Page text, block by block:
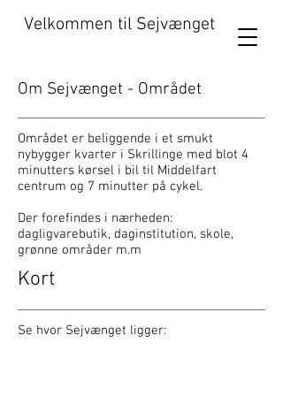
Velkommen til Sejvænget
Om Sejvænget - Området
Området er beliggende i et smukt
nybygger kvarter i Skrillinge med blot 4
minutters kørsel i bil til Middelfart
centrum og 7 minutter på cykel.
Der forefindes i nærheden:
dagligvarebutik, daginstitution, skole,
grønne områder m.m
Kort
Se hvor Sejvænget ligger: